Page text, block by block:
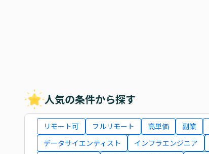
人気の条件から探す
リモート可 フルリモート 高単価 副業
データサイエンティスト
インフラエンジニア